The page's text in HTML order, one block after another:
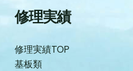
修理実績
修理実績TOP
基板類